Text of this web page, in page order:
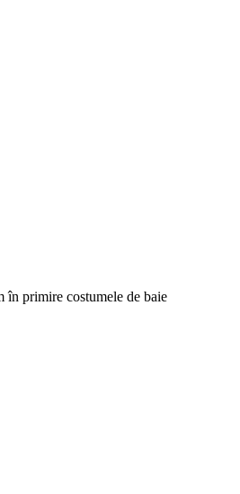
în primire costumele de baie